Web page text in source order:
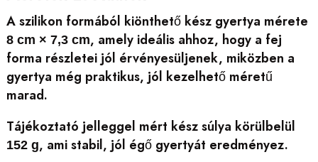
A szilikon formából kiönthető kész gyertya mérete
8 cm × 7,3 cm, amely ideális ahhoz, hogy a fej
forma részletei jól érvényesüljenek, miközben a
gyertya még praktikus, jól kezelhető méretű
marad.
Tájékoztató jelleggel mért kész súlya körülbelül
152 g, ami stabil, jól égő gyertyát eredményez.